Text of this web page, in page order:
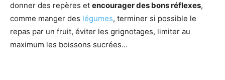
donner des repères et encourager des bons réflexes,
comme manger des légumes, terminer si possible le
repas par un fruit, éviter les grignotages, limiter au
maximum les boissons sucrées…